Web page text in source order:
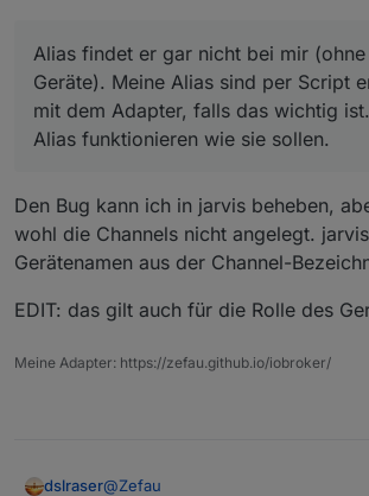
Ich habe die auch als Alias für
aber irgendwie hat der
Versuch ewig gedreht, oder
einfach länger ? Ich habe es
abgebrochen.
Klingt nach einem Bug. Kannst
machen und schauen, ob ein
Browser Konsole angezeigt wird?
Geräte). Meine Alias sind per
dem Adapter, falls das wichtig ist.
funktionieren wie sie sollen.
Alias findet er gar nicht bei mir (ohne
Geräte). Meine Alias sind per Script
mit dem Adapter, falls das wichtig
Alias funktionieren wie sie sollen.
Den Bug kann ich in jarvis beheben,
wohl die Channels nicht angelegt.
Gerätenamen aus der Channel-
EDIT: das gilt auch für die Rolle des
Meine Adapter: https://zefau.github.io/iobroker/
dslraser@Zefau